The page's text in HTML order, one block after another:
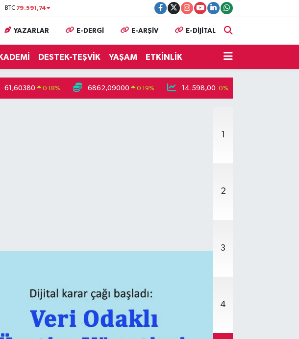
BTC 79.591,74
YAZARLAR E-DERGİ E-ARŞİV E-DİJİTAL
DESTEK-TEŞVİK YAŞAM ETKİNLİK
61,60380 0.18% 6862,09000 0.19% 14.598,00 0%
1
2
3
4